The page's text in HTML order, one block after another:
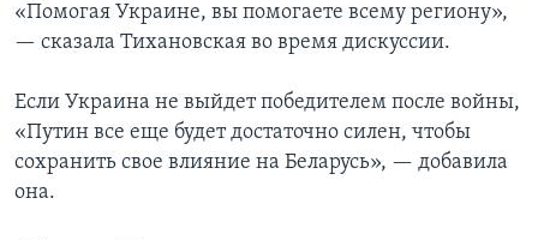
«Помогая Украине, вы помогаете всему региону»,
— сказала Тихановская во время дискуссии.
Если Украина не выйдет победителем после войны,
«Путин все еще будет достаточно силен, чтобы
сохранить свое влияние на Беларусь», — добавила
она.